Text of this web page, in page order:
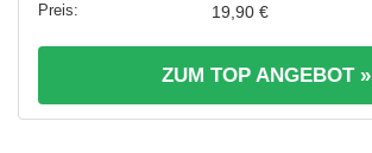
19,90 €
ZUM TOP ANGEBOT »